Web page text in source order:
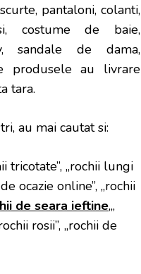
pantaloni, colanti,
costume de baie,
sandale de dama,
produsele au livrare
tara.
au mai cautat si:
tricotate”, „rochii lungi
ocazie online”, „rochii
de seara ieftine„,
rosii”, „rochii de